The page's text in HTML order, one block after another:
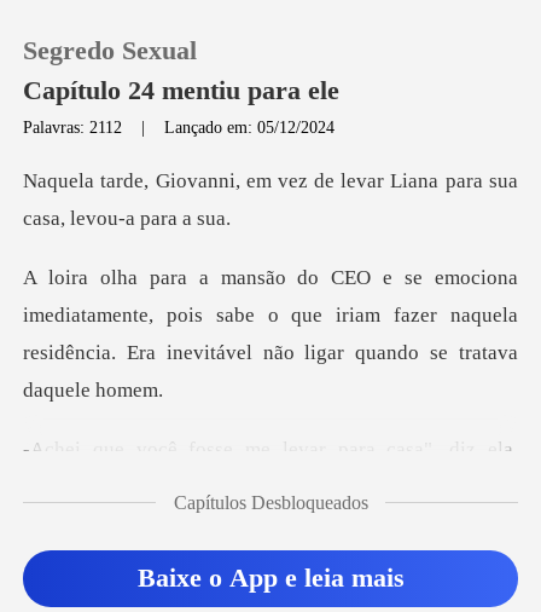
0
Histórico
Sair
Segredo Sexual
Capítulo 24 mentiu para ele
Palavras: 2112 |Lançado em: 05/12/2024
vez de levar Liana para su
mente, pois sabe o que iriam fazer naquela
residência. E
r para casa", diz ela,
aro
Capítulos Desbloqueados
Baixe o App e leia mais